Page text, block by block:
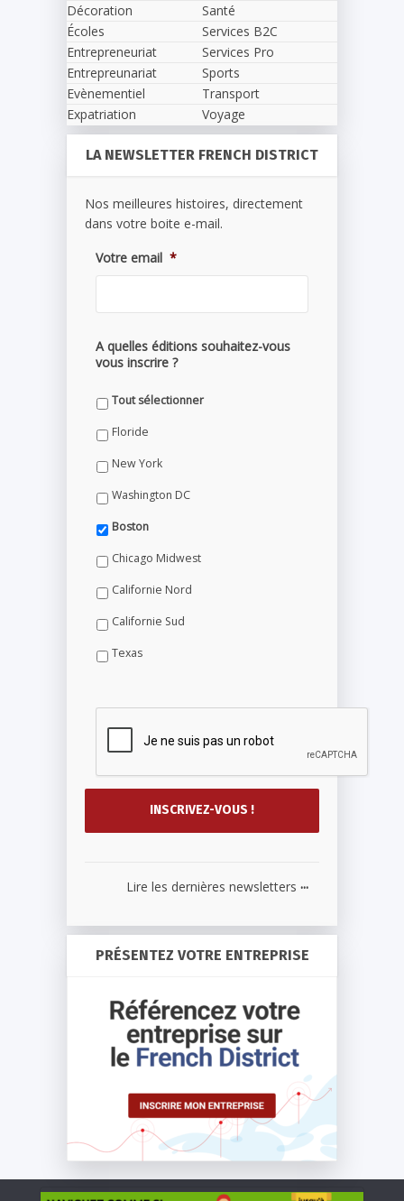
Décoration
Écoles
Entrepreneuriat
Entrepreunariat
Evènementiel
Expatriation
Santé
Services B2C
Services Pro
Sports
Transport
Voyage
LA NEWSLETTER FRENCH DISTRICT
Nos meilleures histoires, directement
dans votre boite e-mail.
Votre email *
A quelles éditions souhaitez-vous
vous inscrire ?
Tout sélectionner
Floride
New York
Washington DC
Boston
Chicago Midwest
Californie Nord
Californie Sud
Texas
Lire les dernières newsletters ...
PRÉSENTEZ VOTRE ENTREPRISE